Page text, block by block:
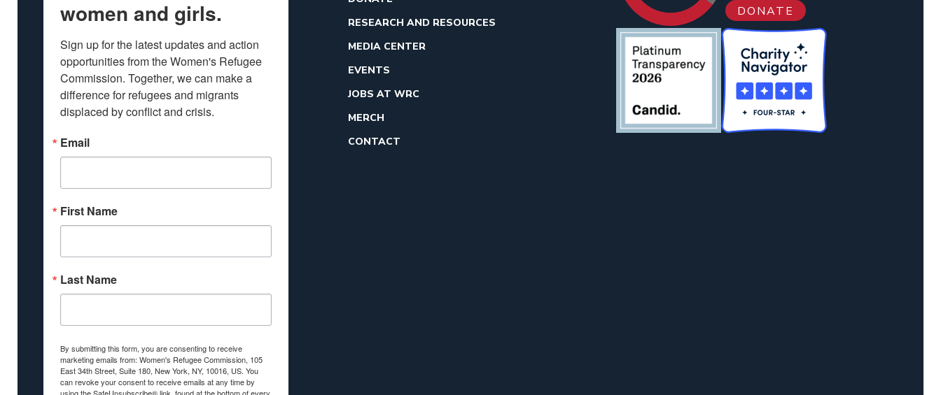
women and girls.
Sign up for the latest updates and action
opportunities from the Women's Refugee
Commission. Together, we can make a
difference for refugees and migrants
displaced by conflict and crisis.
Email
First Name
Last Name
By submitting this form, you are consenting to receive
marketing emails from: Women's Refugee Commission, 105
East 34th Street, Suite 180, New York, NY, 10016, US. You
can revoke your consent to receive emails at any time by
RESEARCH AND RESOURCES
MEDIA CENTER
EVENTS
JOBS AT WRC
MERCH
CONTACT
DONATE